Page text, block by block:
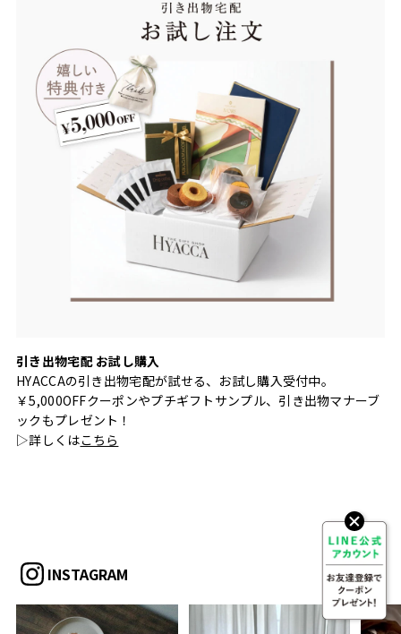
引き出物宅配 お試し購入
HYACCAの引き出物宅配が試せる、お試し購入受付中。
￥5,000OFFクーポンやプチギフトサンプル、引き出物マナーブ
ックもプレゼント！
▷詳しくはこちら
INSTAGRAM